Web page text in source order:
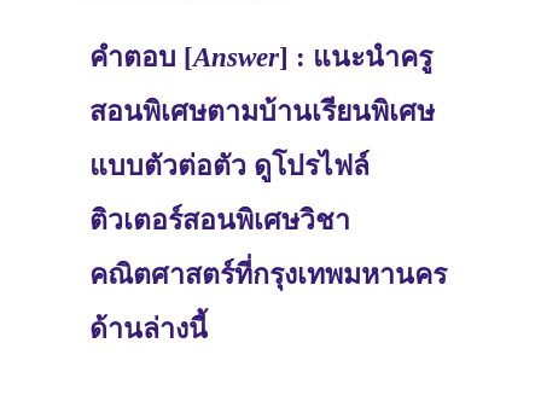
คำตอบ [Answer] : แนะนำครู
สอนพิเศษตามบ้านเรียนพิเศษ
แบบตัวต่อตัว ดูโปรไฟล์
ติวเตอร์สอนพิเศษวิชา
คณิตศาสตร์ที่กรุงเทพมหานคร
ด้านล่างนี้